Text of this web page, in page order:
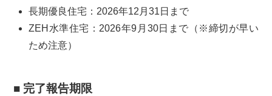
長期優良住宅：2026年12月31日まで
ZEH水準住宅：2026年9月30日まで（※締切が早い
ため注意）
■ 完了報告期限